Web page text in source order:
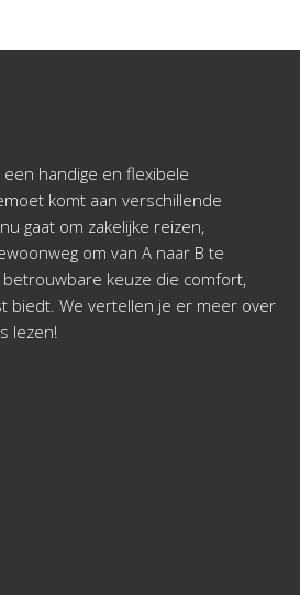
handige en flexibele
komt aan verschillende
gaat om zakelijke reizen,
om van A naar B te
keuze die comfort,
biedt. We vertellen je er meer over
lezen!